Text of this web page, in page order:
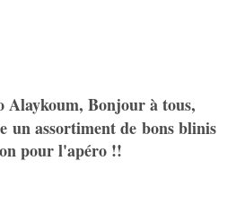
Alaykoum, Bonjour à tous,
assortiment de bons blinis
pour l'apéro !!